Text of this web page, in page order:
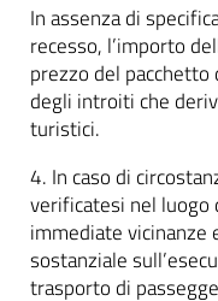
In assenza di
recesso, l’importo
prezzo del
degli introiti che
turistici.
4. In caso di
verificatesi nel luogo
immediate vicinanze
sostanziale
trasporto di